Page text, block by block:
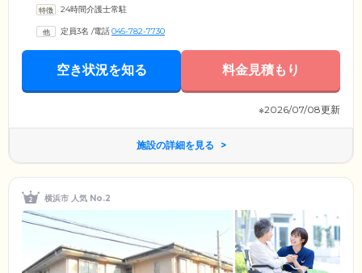
機関でのご来訪にも便利です。ご入居者様の定員を少なめに設定したホ
備え付けの介護ベッドや収納、エアコンがあってもゆったり快適にお過
ごしいただける広さです。プライベートな時間も大切にしながら、共同
24時間介護士常駐
定員3名 /電話045-782-7730
空き状況を知る 料金見積もり
※2026/07/08更新
施設の詳細を見る
横浜市 人気 No.2